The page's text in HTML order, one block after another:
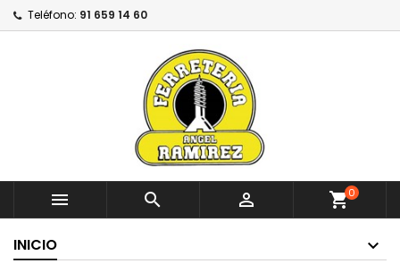
Teléfono: 91 659 14 60
   shopping_cart0
INICIO